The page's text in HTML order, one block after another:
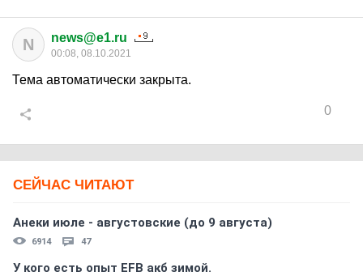
N news@e1.ru
00:08, 08.10.2021
Тема автоматически закрыта.
0
СЕЙЧАС ЧИТАЮТ
Анеки июле - августовские (до 9 августа)
6914 47
У кого есть опыт EFB акб зимой.